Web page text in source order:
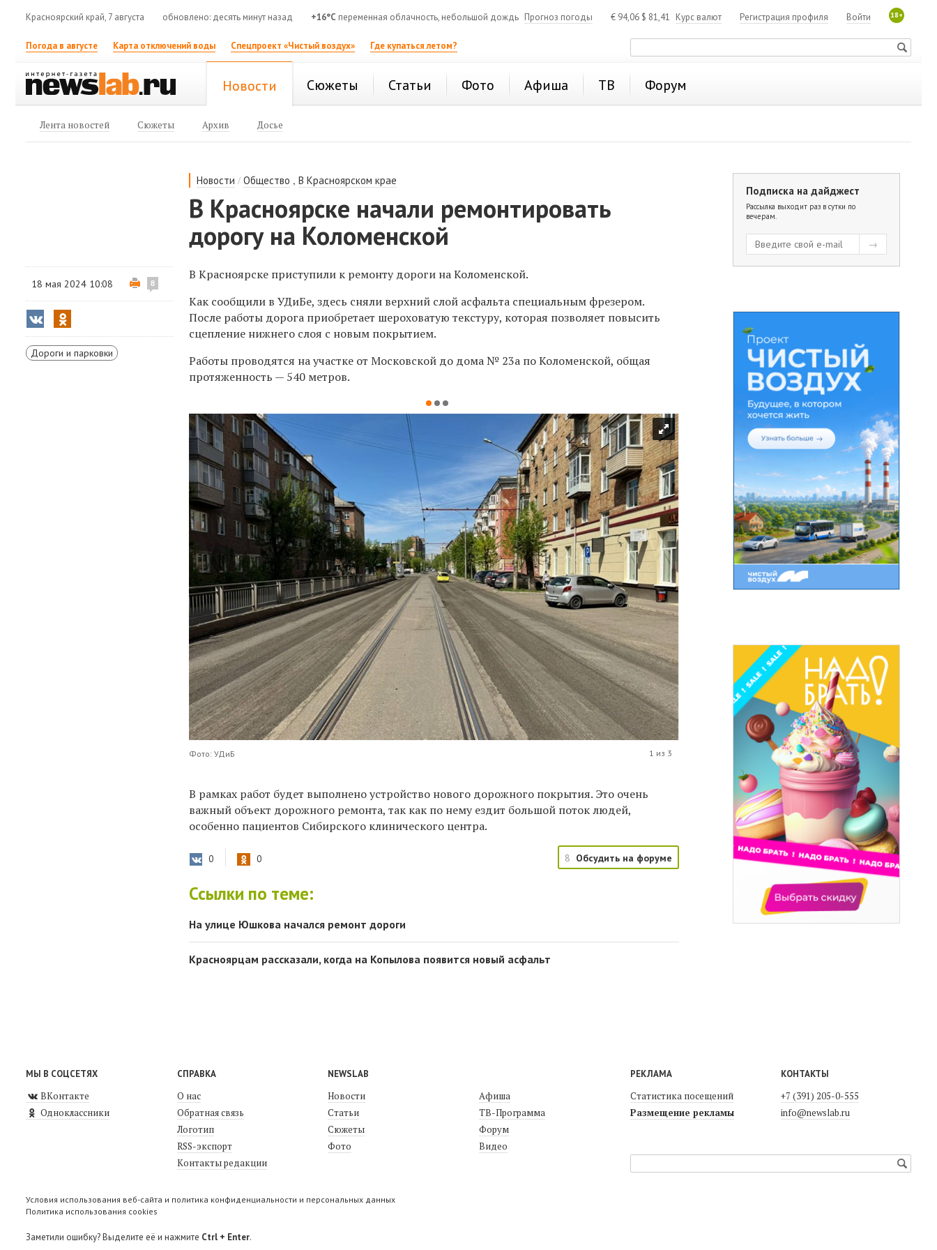
Красноярский край, 7 августа обновлено: десять минут назад +16°C переменная облачность, небольшой дождь Прогноз погоды € 94,06 $ 81,41 Курс валют 18+
Войти
Регистрация профиля
Погода в августе Карта отключений воды Спецпроект «Чистый воздух» Где купаться летом?
Новости Сюжеты Статьи Фото Афиша ТВ Форум
Лента новостей Сюжеты Архив Досье
Новости /Общество ,В Красноярском крае
В Красноярске начали ремонтировать
дорогу на Коломенской
18 мая 2024 10:08 8
Дороги и парковки
В Красноярске приступили к ремонту дороги на Коломенской.
Как сообщили в УДиБе, здесь сняли верхний слой асфальта специальным фрезером.
После работы дорога приобретает шероховатую текстуру, которая позволяет повысить
сцепление нижнего слоя с новым покрытием.
Работы проводятся на участке от Московской до дома № 23а по Коломенской, общая
протяженность — 540 метров.
Фото: УДиБ 1 из 3
В рамках работ будет выполнено устройство нового дорожного покрытия. Это очень
важный объект дорожного ремонта, так как по нему ездит большой поток людей,
особенно пациентов Сибирского клинического центра.
0 0 8 Обсудить на форуме
Ссылки по теме:
На улице Юшкова начался ремонт дороги
Красноярцам рассказали, когда на Копылова появится новый асфальт
Подписка на дайджест
Рассылка выходит раз в сутки по
вечерам.
МЫ В СОЦСЕТЯХ
ВКонтакте
Одноклассники
СПРАВКА
О нас
Обратная связь
Логотип
RSS-экспорт
Контакты редакции
NEWSLAB
Новости
Статьи
Сюжеты
Фото
Афиша
ТВ-Программа
Форум
Видео
РЕКЛАМА
Статистика посещений
Размещение рекламы
КОНТАКТЫ
+7 (391) 205-0-555
info@newslab.ru
Условия использования веб-сайта и политика конфиденциальности и персональных данных
Политика использования cookies
Заметили ошибку? Выделите её и нажмите Ctrl + Enter.